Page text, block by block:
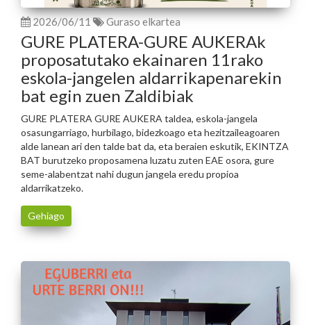
2026/06/11 Guraso elkartea
GURE PLATERA-GURE AUKERAk
proposatutako ekainaren 11rako
eskola-jangelen aldarrikapenarekin
bat egin zuen Zaldibiak
GURE PLATERA GURE AUKERA taldea, eskola-jangela
osasungarriago, hurbilago, bidezkoago eta hezitzaileagoaren
alde lanean ari den talde bat da, eta beraien eskutik, EKINTZA
BAT burutzeko proposamena luzatu zuten EAE osora, gure
seme-alabentzat nahi dugun jangela eredu propioa
aldarrikatzeko.
Gehiago